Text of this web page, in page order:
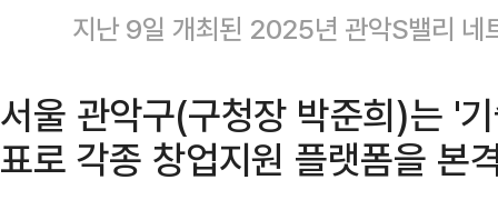
지난 9일 개최된 2025년 관악S밸리 네
서울 관악구(구청장 박준희)는 '
표로 각종 창업지원 플랫폼을 본